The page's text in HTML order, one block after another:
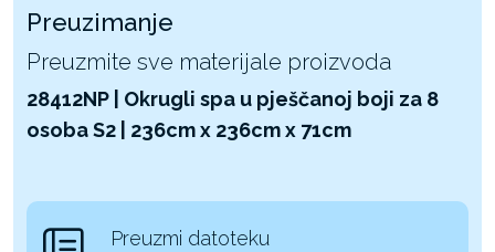
Preuzimanje
Preuzmite sve materijale proizvoda
28412NP | Okrugli spa u pješčanoj boji za 8
osoba S2 | 236cm x 236cm x 71cm
Preuzmi datoteku